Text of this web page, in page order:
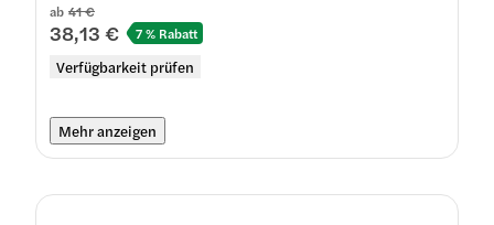
ab 41 €
38,13 € 7 % Rabatt
Verfügbarkeit prüfen
Mehr anzeigen